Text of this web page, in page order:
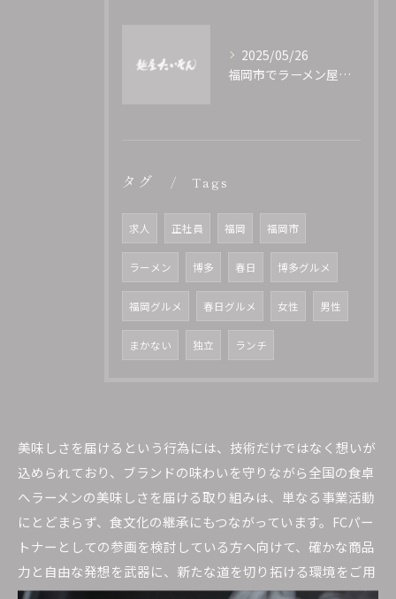
2025/05/26
福岡市でラーメン屋独立！正社員募集！
タグ Tags
求人 正社員 福岡 福岡市
ラーメン 博多 春日 博多グルメ
福岡グルメ 春日グルメ 女性 男性
まかない 独立 ランチ
美味しさを届けるという行為には、技術だけではなく想いが
込められており、ブランドの味わいを守りながら全国の食卓
へラーメンの美味しさを届ける取り組みは、単なる事業活動
にとどまらず、食文化の継承にもつながっています。FCパー
トナーとしての参画を検討している方へ向けて、確かな商品
力と自由な発想を武器に、新たな道を切り拓ける環境をご用